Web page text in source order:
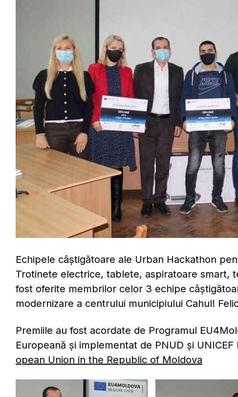
Echipele câștigătoare ale Urban Hackathon
Trotinete electrice, tablete, aspiratoare smart,
fost oferite membrilor celor 3 echipe
modernizare a centrului municipiului Cahul!
Premiile au fost acordate de Programul
Europeană și implementat de PNUD și UNICEF
opean Union in the Republic of Moldova